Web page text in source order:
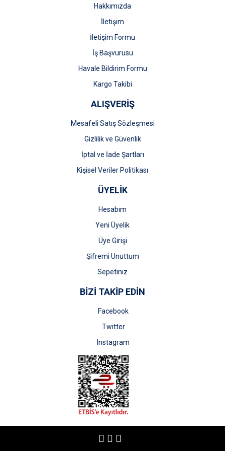
Gönder
Hakkımızda
İletişim
İletişim Formu
İş Başvurusu
Havale Bildirim Formu
Kargo Takibi
ALIŞVERİŞ
Mesafeli Satış Sözleşmesi
Gizlilik ve Güvenlik
İptal ve İade Şartları
Kişisel Veriler Politikası
ÜYELİK
Hesabım
Yeni Üyelik
Üye Girişi
Şifremi Unuttum
Sepetiniz
BİZİ TAKİP EDİN
Facebook
Twitter
Instagram